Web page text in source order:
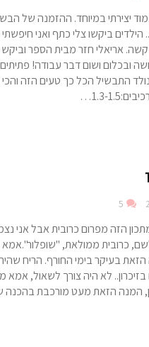
יצירתי במיוחד. ההזמנה של
ביקשו צלי כתף ואני חיפשתי
אריאלי חזר מבית הספר וביקש
ובכלום ושום דבר עבודה!
התבשיל הכל כך טעים הזה
1.5…
5
הזה מפרום כרובית אבל אני
כרובית ממולאת,
הזאת בעיקר בימי החורף. הריח
בזיכרון.. לא היה צורך לשאול, אמא
המנה הזאת מעט מורכבת